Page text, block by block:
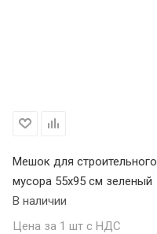
Мешок для строительного
мусора 55х95 см зеленый
В наличии
Цена за 1 шт с НДС